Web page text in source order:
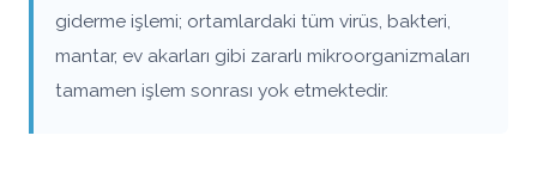
giderme işlemi; ortamlardaki tüm virüs, bakteri,
mantar, ev akarları gibi zararlı mikroorganizmaları
tamamen işlem sonrası yok etmektedir.